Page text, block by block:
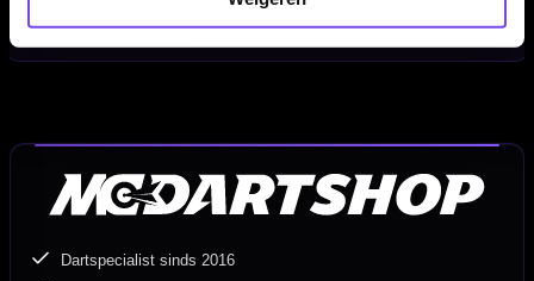
Inhoud:Set van 3 stuks
Dartspecialist sinds 2016